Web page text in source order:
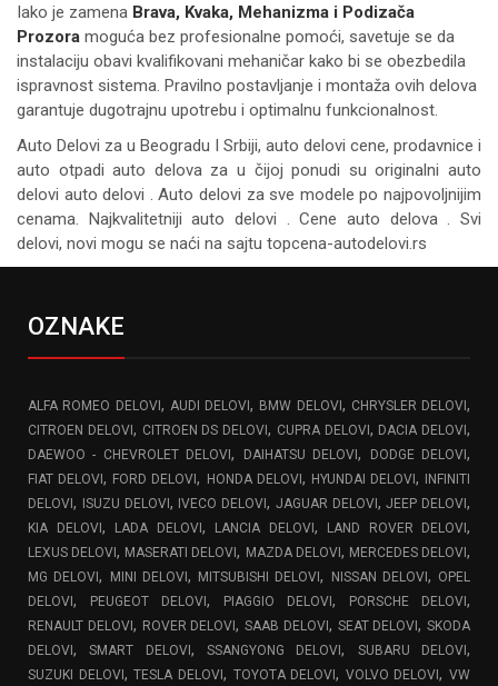
Iako je zamena Brava, Kvaka, Mehanizma i Podizača
Prozora moguća bez profesionalne pomoći, savetuje se da
instalaciju obavi kvalifikovani mehaničar kako bi se obezbedila
ispravnost sistema. Pravilno postavljanje i montaža ovih delova
garantuje dugotrajnu upotrebu i optimalnu funkcionalnost.
Auto Delovi za u Beogradu I Srbiji, auto delovi cene, prodavnice i
auto otpadi auto delova za u čijoj ponudi su originalni auto
delovi auto delovi . Auto delovi za sve modele po najpovoljnijim
cenama. Najkvalitetniji auto delovi . Cene auto delova . Svi
delovi, novi mogu se naći na sajtu topcena-autodelovi.rs
OZNAKE
ALFA ROMEO DELOVI, AUDI DELOVI, BMW DELOVI, CHRYSLER DELOVI,
CITROEN DELOVI, CITROEN DS DELOVI, CUPRA DELOVI, DACIA DELOVI,
DAEWOO - CHEVROLET DELOVI, DAIHATSU DELOVI, DODGE DELOVI,
FIAT DELOVI, FORD DELOVI, HONDA DELOVI, HYUNDAI DELOVI, INFINITI
DELOVI, ISUZU DELOVI, IVECO DELOVI, JAGUAR DELOVI,JEEP DELOVI,
KIA DELOVI, LADA DELOVI, LANCIA DELOVI, LAND ROVER DELOVI,
LEXUS DELOVI, MASERATI DELOVI, MAZDA DELOVI, MERCEDES DELOVI,
MG DELOVI, MINI DELOVI, MITSUBISHI DELOVI, NISSAN DELOVI, OPEL
DELOVI, PEUGEOT DELOVI, PIAGGIO DELOVI, PORSCHE DELOVI,
RENAULT DELOVI, ROVER DELOVI, SAAB DELOVI, SEAT DELOVI, SKODA
DELOVI,SMART DELOVI,SSANGYONG DELOVI, SUBARU DELOVI,
SUZUKI DELOVI,TESLA DELOVI, TOYOTA DELOVI, VOLVO DELOVI, VW